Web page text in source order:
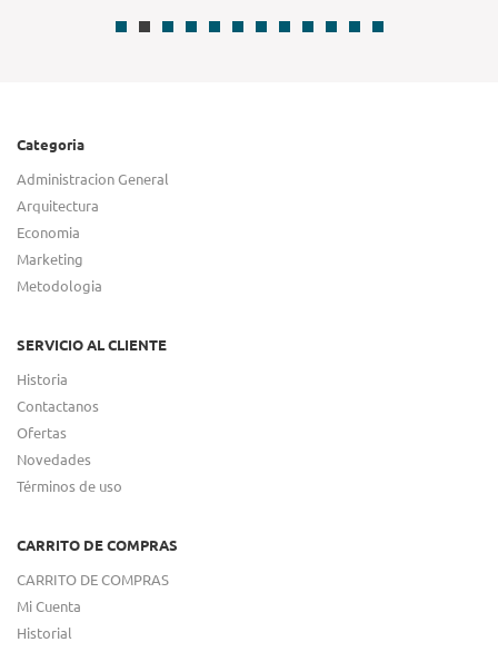
Categoria
Administracion General
Arquitectura
Economia
Marketing
Metodologia
SERVICIO AL CLIENTE
Historia
Contactanos
Ofertas
Novedades
Términos de uso
CARRITO DE COMPRAS
CARRITO DE COMPRAS
Mi Cuenta
Historial